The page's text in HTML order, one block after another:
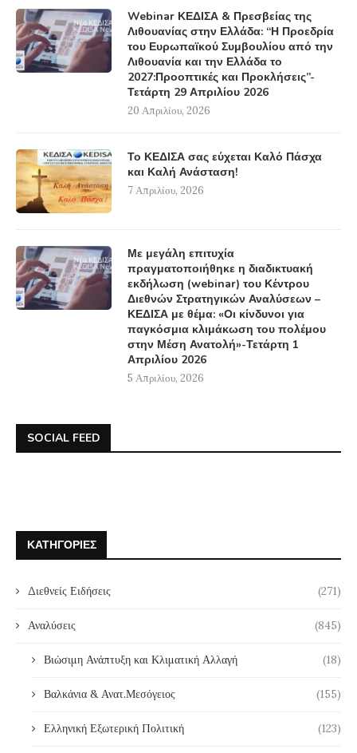
Webinar ΚΕΔΙΣΑ & Πρεσβείας της
Λιθουανίας στην Ελλάδα: “Η Προεδρία
του Ευρωπαϊκού Συμβουλίου από την
Λιθουανία και την Ελλάδα το
2027:Προοπτικές και Προκλήσεις”-
Τετάρτη 29 Απριλίου 2026
20 Απριλίου, 2026
Το ΚΕΔΙΣΑ σας εύχεται Καλό Πάσχα
και Καλή Ανάσταση!
7 Απριλίου, 2026
Με μεγάλη επιτυχία
πραγματοποιήθηκε η διαδικτυακή
εκδήλωση (webinar) του Κέντρου
Διεθνών Στρατηγικών Αναλύσεων –
ΚΕΔΙΣΑ με θέμα: «Οι κίνδυνοι για
παγκόσμια κλιμάκωση του πολέμου
στην Μέση Ανατολή»-Τετάρτη 1
Απριλίου 2026
5 Απριλίου, 2026
SOCIAL FEED
ΚΑΤΗΓΟΡΊΕΣ
Διεθνείς Ειδήσεις (271)
Αναλύσεις (845)
Βιώσιμη Ανάπτυξη και Κλιματική Αλλαγή (18)
Βαλκάνια & Ανατ.Μεσόγειος (155)
Ελληνική Εξωτερική Πολιτική (123)